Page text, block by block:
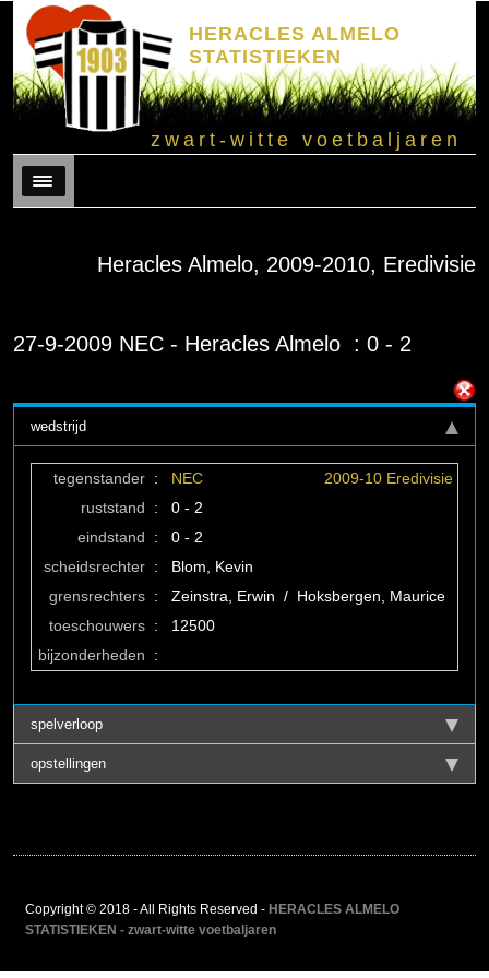
HERACLES ALMELO
STATISTIEKEN
zwart-witte voetbaljaren
Menu
Heracles Almelo, 2009-2010, Eredivisie
27-9-2009 NEC - Heracles Almelo : 0 - 2
wedstrijd
tegenstander : NEC
2009-10 Eredivisie
ruststand
:
0 - 2
eindstand
:
0 - 2
scheidsrechter :
Blom, Kevin
grensrechters :
Zeinstra, Erwin / Hoksbergen, Maurice
toeschouwers :
12500
bijzonderheden
:
spelverloop
opstellingen
Copyright © 2018 - All Rights Reserved - HERACLES ALMELO
STATISTIEKEN - zwart-witte voetbaljaren